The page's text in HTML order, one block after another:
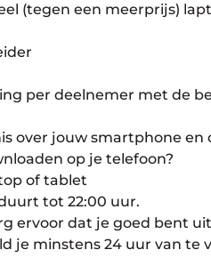
(tegen een meerprijs)
per deelnemer met de
over jouw smartphone en
op je telefoon?
of tablet
tot 22:00 uur.
ervoor dat je goed bent
je minstens 24 uur van te